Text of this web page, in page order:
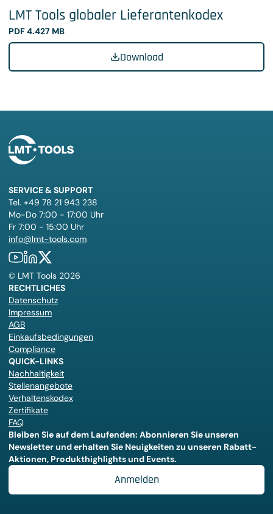
LMT Tools globaler Lieferantenkodex
PDF 4.427 MB
Download
SERVICE & SUPPORT
Tel. +49 78 21 943 238
Mo-Do 7:00 - 17:00 Uhr
Fr 7:00 - 15:00 Uhr
info@lmt-tools.com
© LMT Tools 2026
RECHTLICHES
Datenschutz
Impressum
AGB
Einkaufsbedingungen
Compliance
QUICK-LINKS
Nachhaltigkeit
Stellenangebote
Verhaltenskodex
Zertifikate
FAQ
Bleiben Sie auf dem Laufenden: Abonnieren Sie unseren
Newsletter und erhalten Sie Neuigkeiten zu unseren Rabatt-
Aktionen, Produkthighlights und Events.
Anmelden